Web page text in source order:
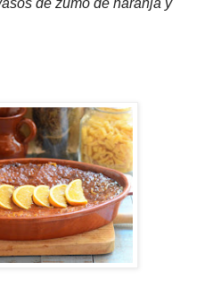
de zumo de naranja y